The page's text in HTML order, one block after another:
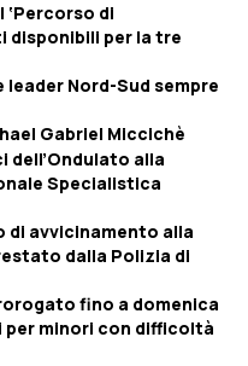
di
disponibili per la tre
leader Nord-Sud sempre
Gabriel Miccichè
dell’Ondulato alla
Specialistica
avvicinamento alla
dalla Polizia di
fino a domenica
per minori con difficoltà